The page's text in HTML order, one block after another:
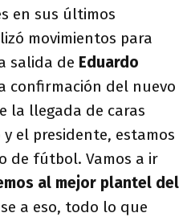
en sus últimos
movimientos para
salida de Eduardo
confirmación del nuevo
la llegada de caras
y el presidente, estamos
de fútbol. Vamos a ir
al mejor plantel del
a eso, todo lo que